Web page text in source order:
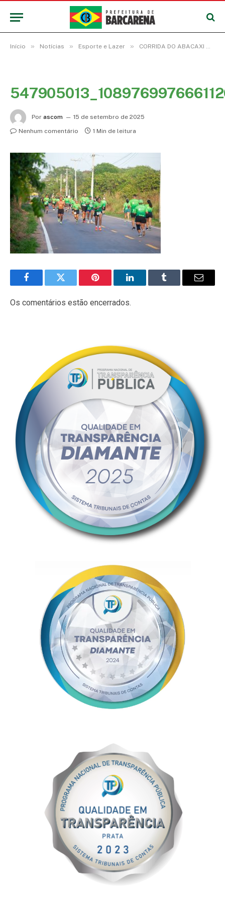
Início » Notícias » Esporte e Lazer » CORRIDA DO ABACAXI MOVIMENTA FESTIVAL E PREMIA VENCEDORES EM DIVERSAS CATEGORIAS
Por ascom
15 de setembro de 2025
Nenhum comentário
1 Min de leitura
FacebookTwitter Pinterest LinkedInTumblr
E-
Os comentários estão encerrados.